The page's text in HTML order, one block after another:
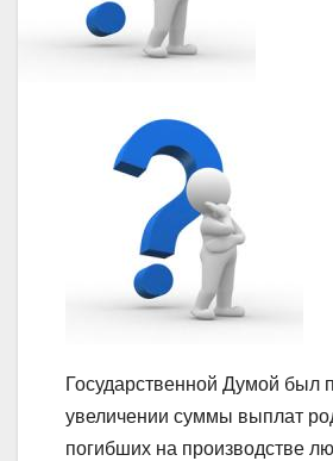
Государственной Думой был
увеличении суммы выплат
погибших на производстве